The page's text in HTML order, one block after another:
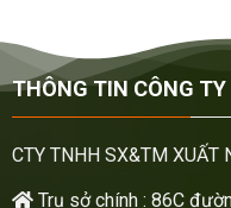
THÔNG TIN CÔNG TY
CTY TNHH SX&TM XUẤT
Trụ sở chính : 86C